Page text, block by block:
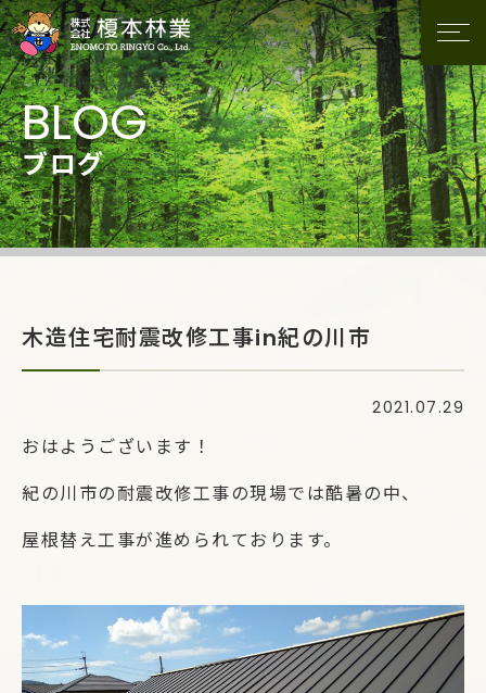
ブログ
木造住宅耐震改修工事in紀の川市
2021.07.29
おはようございます！
紀の川市の耐震改修工事の現場では酷暑の中、
屋根替え工事が進められております。